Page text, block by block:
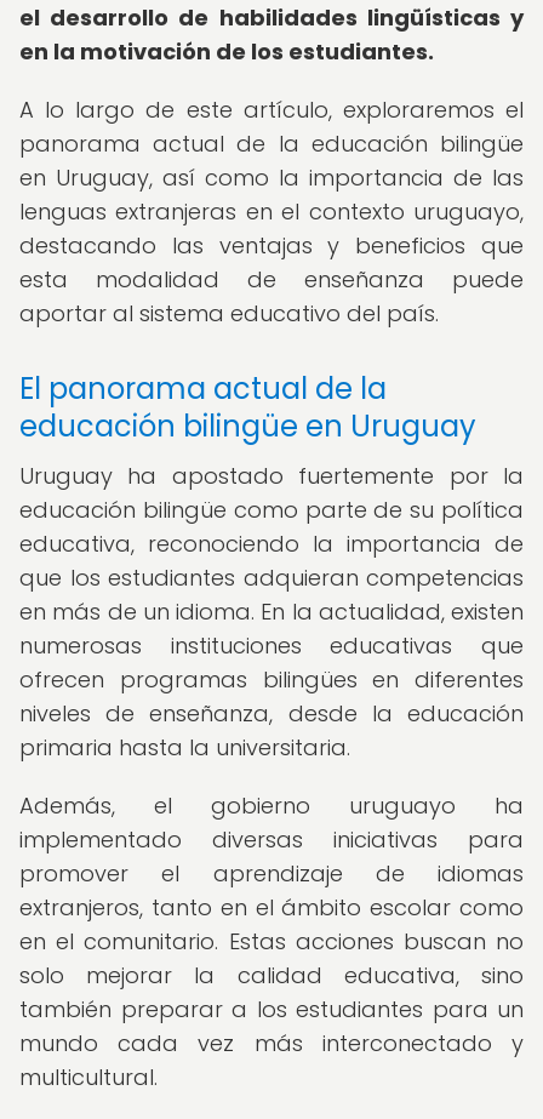
el desarrollo de habilidades lingüísticas y
en la motivación de los estudiantes.
A lo largo de este artículo, exploraremos el
panorama actual de la educación bilingüe
en Uruguay, así como la importancia de las
lenguas extranjeras en el contexto uruguayo,
destacando las ventajas y beneficios que
esta modalidad de enseñanza puede
aportar al sistema educativo del país.
El panorama actual de la
educación bilingüe en Uruguay
Uruguay ha apostado fuertemente por la
educación bilingüe como parte de su política
educativa, reconociendo la importancia de
que los estudiantes adquieran competencias
en más de un idioma. En la actualidad, existen
numerosas instituciones educativas que
ofrecen programas bilingües en diferentes
niveles de enseñanza, desde la educación
primaria hasta la universitaria.
Además, el gobierno uruguayo ha
implementado diversas iniciativas para
promover el aprendizaje de idiomas
extranjeros, tanto en el ámbito escolar como
en el comunitario. Estas acciones buscan no
solo mejorar la calidad educativa, sino
también preparar a los estudiantes para un
mundo cada vez más interconectado y
multicultural.